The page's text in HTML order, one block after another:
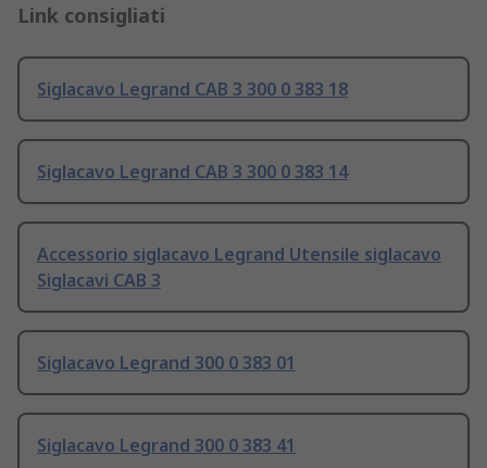
Link consigliati
Siglacavo Legrand CAB 3 300 0 383 18
Siglacavo Legrand CAB 3 300 0 383 14
Accessorio siglacavo Legrand Utensile siglacavo
Siglacavi CAB 3
Siglacavo Legrand 300 0 383 01
Siglacavo Legrand 300 0 383 41